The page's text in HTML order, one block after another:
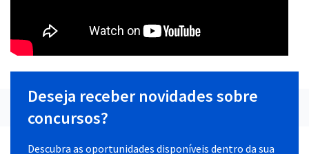
Deseja receber novidades sobre
concursos?
Descubra as oportunidades disponíveis dentro da sua